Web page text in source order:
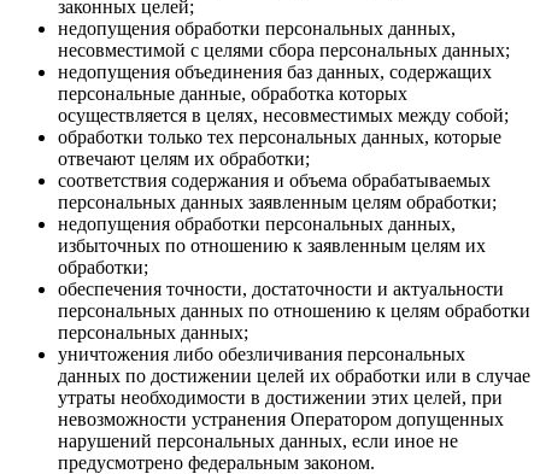
законных целей;
недопущения обработки персональных данных,
несовместимой с целями сбора персональных данных;
недопущения объединения баз данных, содержащих
персональные данные, обработка которых
осуществляется в целях, несовместимых между собой;
обработки только тех персональных данных, которые
отвечают целям их обработки;
соответствия содержания и объема обрабатываемых
персональных данных заявленным целям обработки;
недопущения обработки персональных данных,
избыточных по отношению к заявленным целям их
обработки;
обеспечения точности, достаточности и актуальности
персональных данных по отношению к целям обработки
персональных данных;
уничтожения либо обезличивания персональных
данных по достижении целей их обработки или в случае
утраты необходимости в достижении этих целей, при
невозможности устранения Оператором допущенных
нарушений персональных данных, если иное не
предусмотрено федеральным законом.